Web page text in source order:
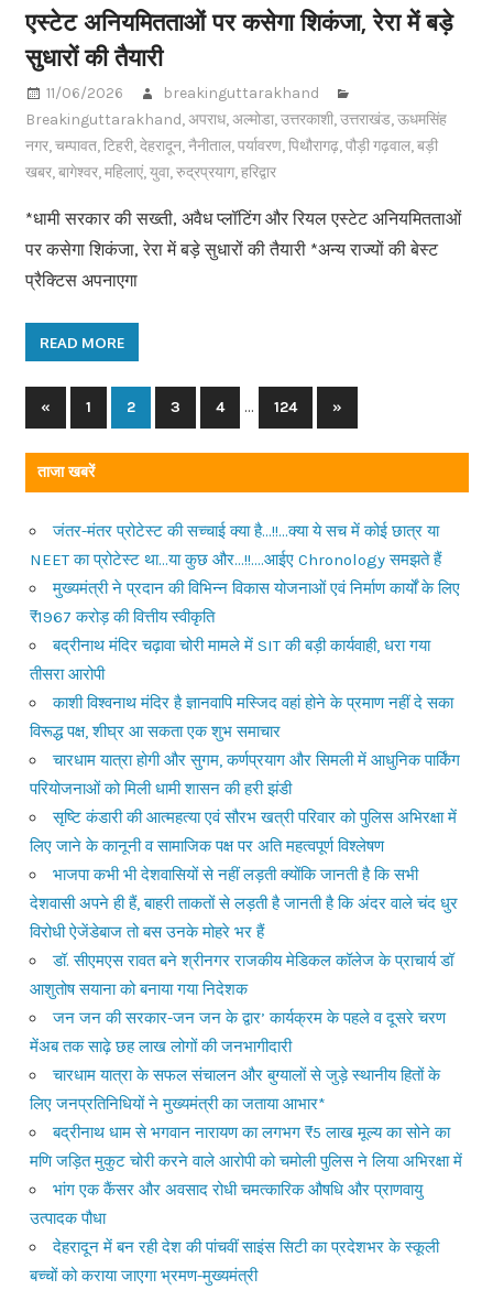
एस्टेट अनियमितताओं पर कसेगा शिकंजा, रेरा में बड़े
सुधारों की तैयारी
11/06/2026
breakinguttarakhand
Breakinguttarakhand,अपराध,अल्मोडा,उत्तरकाशी,उत्तराखंड,ऊधमसिंह
नगर,चम्पावत,टिहरी,देहरादून,नैनीताल,पर्यावरण,पिथौरागढ़,पौड़ी गढ़वाल,बड़ी
खबर,बागेश्वर,महिलाएं,युवा,रुद्रप्रयाग,हरिद्वार
*धामी सरकार की सख्ती, अवैध प्लॉटिंग और रियल एस्टेट अनियमितताओं
पर कसेगा शिकंजा, रेरा में बड़े सुधारों की तैयारी *अन्य राज्यों की बेस्ट
प्रैक्टिस अपनाएगा
READ MORE
Posts
navigation
« Previous
Posts
1 2 3 4 … 124
Next
Posts
»
ताजा खबरें
जंतर-मंतर प्रोटेस्ट की सच्चाई क्या है…!!…क्या ये सच में कोई छात्र या
NEET का प्रोटेस्ट था…या कुछ और…!!….आईए Chronology समझते हैं
मुख्यमंत्री ने प्रदान की विभिन्न विकास योजनाओं एवं निर्माण कार्यों के लिए
₹1967 करोड़ की वित्तीय स्वीकृति
बद्रीनाथ मंदिर चढ़ावा चोरी मामले में SIT की बड़ी कार्यवाही, धरा गया
तीसरा आरोपी
काशी विश्वनाथ मंदिर है ज्ञानवापि मस्जिद वहां होने के प्रमाण नहीं दे सका
विरूद्ध पक्ष, शीघ्र आ सकता एक शुभ समाचार
चारधाम यात्रा होगी और सुगम, कर्णप्रयाग और सिमली में आधुनिक पार्किंग
परियोजनाओं को मिली धामी शासन की हरी झंडी
सृष्टि कंडारी की आत्महत्या एवं सौरभ खत्री परिवार को पुलिस अभिरक्षा में
लिए जाने के कानूनी व सामाजिक पक्ष पर अति महत्वपूर्ण विश्लेषण
भाजपा कभी भी देशवासियों से नहीं लड़ती क्योंकि जानती है कि सभी
देशवासी अपने ही हैं, बाहरी ताकतों से लड़ती है जानती है कि अंदर वाले चंद धुर
विरोधी ऐजेंडेबाज तो बस उनके मोहरे भर हैं
डॉ. सीएमएस रावत बने श्रीनगर राजकीय मेडिकल कॉलेज के प्राचार्य डॉ
आशुतोष सयाना को बनाया गया निदेशक
जन जन की सरकार-जन जन के द्वार’ कार्यक्रम के पहले व दूसरे चरण
मेंअब तक साढ़े छह लाख लोगों की जनभागीदारी
चारधाम यात्रा के सफल संचालन और बुग्यालों से जुड़े स्थानीय हितों के
लिए जनप्रतिनिधियों ने मुख्यमंत्री का जताया आभार*
बद्रीनाथ धाम से भगवान नारायण का लगभग ₹5 लाख मूल्य का सोने का
मणि जड़ित मुकुट चोरी करने वाले आरोपी को चमोली पुलिस ने लिया अभिरक्षा में
भांग एक कैंसर और अवसाद रोधी चमत्कारिक औषधि और प्राणवायु
उत्पादक पौधा
देहरादून में बन रही देश की पांचवीं साइंस सिटी का प्रदेशभर के स्कूली
बच्चों को कराया जाएगा भ्रमण-मुख्यमंत्री